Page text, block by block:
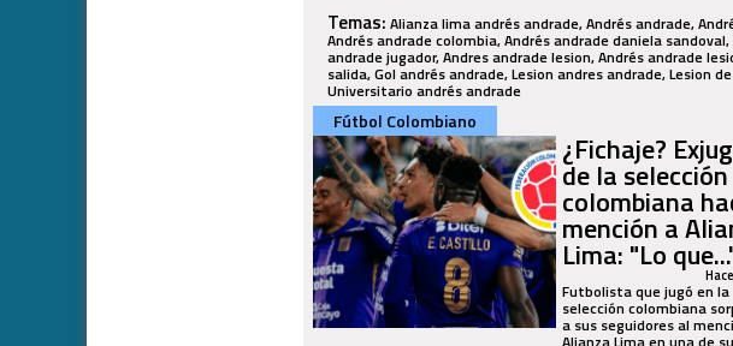
Temas: Alianza lima andrés andrade, Andrés andrade,
Andrés andrade colombia, Andrés andrade daniela
andrade jugador, Andres andrade lesion, Andrés andrade
salida, Gol andrés andrade, Lesion andres andrade, Lesion
Universitario andrés andrade
Fútbol Colombiano
¿Fichaje?
de la selección
colombiana
mención a
Lima: "Lo
Futbolista que jugó en la
selección colombiana
a sus seguidores al